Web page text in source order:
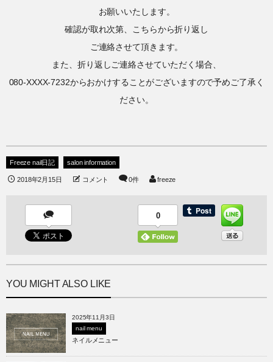
お願いいたします。
確認が取れ次第、こちらから折り返し
ご連絡させて頂きます。
また、折り返しご連絡させていただく場合、
080-XXXX-7232からおかけすることがございますので予めご了承く
ださい。
Freeze nail日記 salon information
2018年2月15日 コメント 0件 freeze
0
YOU MIGHT ALSO LIKE
2025年11月3日
nail menu
ネイルメニュー